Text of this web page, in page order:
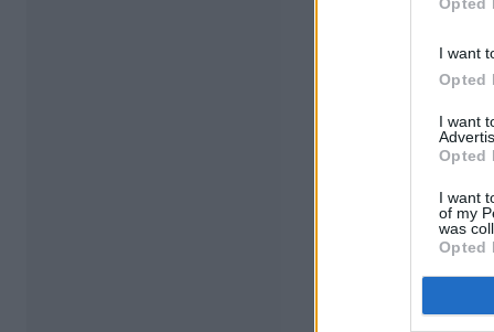
I want
Opted
I want
Opted
I want
of my
was
Opted